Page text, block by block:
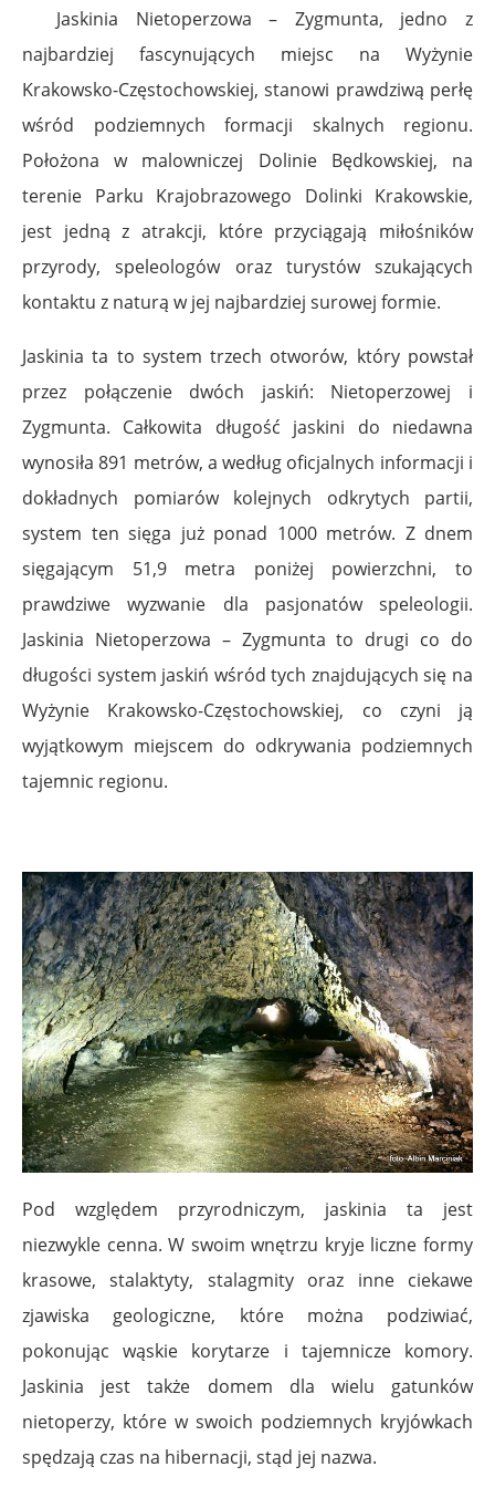
Jaskinia Nietoperzowa – Zygmunta, jedno z
najbardziej fascynujących miejsc na Wyżynie
Krakowsko-Częstochowskiej, stanowi prawdziwą perłę
wśród podziemnych formacji skalnych regionu.
Położona w malowniczej Dolinie Będkowskiej, na
terenie Parku Krajobrazowego Dolinki Krakowskie,
jest jedną z atrakcji, które przyciągają miłośników
przyrody, speleologów oraz turystów szukających
kontaktu z naturą w jej najbardziej surowej formie.
Jaskinia ta to system trzech otworów, który powstał
przez połączenie dwóch jaskiń: Nietoperzowej i
Zygmunta. Całkowita długość jaskini do niedawna
wynosiła 891 metrów, a według oficjalnych informacji i
dokładnych pomiarów kolejnych odkrytych partii,
system ten sięga już ponad 1000 metrów. Z dnem
sięgającym 51,9 metra poniżej powierzchni, to
prawdziwe wyzwanie dla pasjonatów speleologii.
Jaskinia Nietoperzowa – Zygmunta to drugi co do
długości system jaskiń wśród tych znajdujących się na
Wyżynie Krakowsko-Częstochowskiej, co czyni ją
wyjątkowym miejscem do odkrywania podziemnych
tajemnic regionu.
Pod względem przyrodniczym, jaskinia ta jest
niezwykle cenna. W swoim wnętrzu kryje liczne formy
krasowe, stalaktyty, stalagmity oraz inne ciekawe
zjawiska geologiczne, które można podziwiać,
pokonując wąskie korytarze i tajemnicze komory.
Jaskinia jest także domem dla wielu gatunków
nietoperzy, które w swoich podziemnych kryjówkach
spędzają czas na hibernacji, stąd jej nazwa.